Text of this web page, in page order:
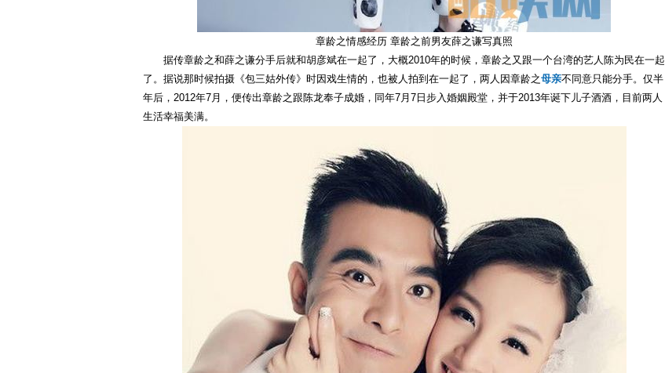
章龄之情感经历 章龄之前男友薛之谦写真照
据传章龄之和薛之谦分手后就和胡彦斌在一起了，大概2010年的时候，章龄之又跟一个台湾的艺人陈为民在一起
了。据说那时候拍摄《包三姑外传》时因戏生情的，也被人拍到在一起了，两人因章龄之母亲不同意只能分手。仅半
年后，2012年7月，便传出章龄之跟陈龙奉子成婚，同年7月7日步入婚姻殿堂，并于2013年诞下儿子酒酒，目前两人
生活幸福美满。